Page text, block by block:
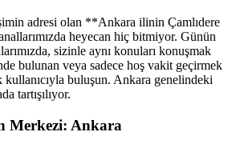
adresi olan **Ankara ilinin Çamlıdere
heyecan hiç bitmiyor. Günün
sizinle aynı konuları konuşmak
bulunan veya sadece hoş vakit geçirmek
kullanıcıyla buluşun. Ankara genelindeki
tartışılıyor.
Merkezi: Ankara